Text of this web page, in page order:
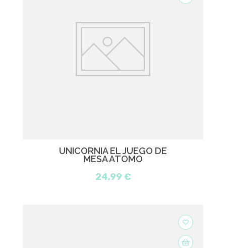
UNICORNIA EL JUEGO DE
MESA ATOMO
24,99 €
favorite_border